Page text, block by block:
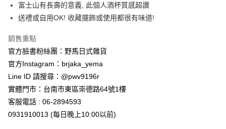
國泰世華商業銀行
兆豐國際商業銀行
臺灣中小企業銀行
台中商業銀行
聯邦商業銀行
元大商業銀行
台新國際商業銀行
台灣樂天信用卡公司
Apple Pay
悠遊付
Google Pay
ATM付款
運送方式
富士山有長壽的意義, 此個人酒杯質感超讚
送禮或自用OK! 收藏擺飾或使用都很有味道!
銷售重點
官方臉書粉絲團：野馬日式雜貨
官方Instagram：brjaka_yema
Line ID 請搜尋：@pwv9196r
實體門市：台南市東區崇德路64號1樓
客服電話 : 06-2894593
0931910013 (每日晚上10:00以前)